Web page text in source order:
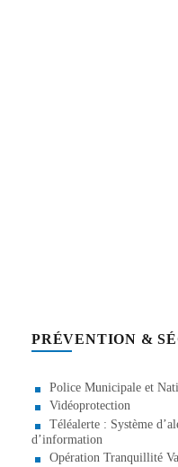
PRÉVENTION &
Police Municipale et
Vidéoprotection
Téléalerte : Système
d’information
Opération Tranquillité